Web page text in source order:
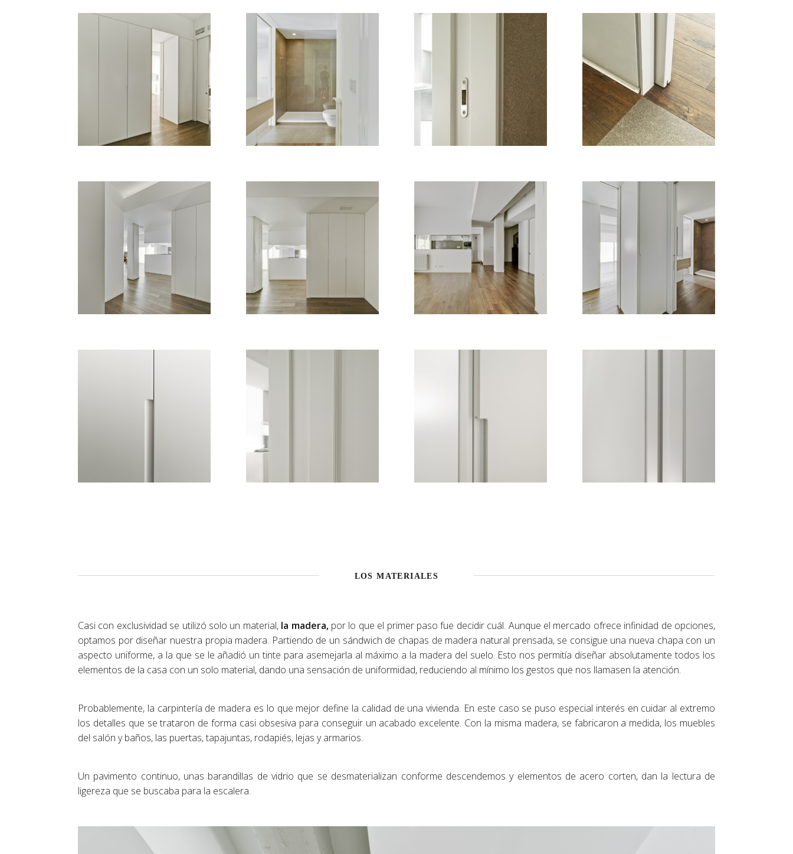
LOS MATERIALES
Casi con exclusividad se utilizó solo un material,la madera,por lo que el primer paso fue decidir cuál. Aunque el mercado ofrece infinidad de opciones,
optamos por diseñar nuestra propia madera. Partiendo de un sándwich de chapas de madera natural prensada, se consigue una nueva chapa con un
aspecto uniforme, a la que se le añadió un tinte para asemejarla al máximo a la madera del suelo. Esto nos permitía diseñar absolutamente todos los
elementos de la casa con un solo material, dando una sensación de uniformidad, reduciendo al mínimo los gestos que nos llamasen la atención.
Probablemente, la carpintería de madera es lo que mejor define la calidad de una vivienda. En este caso se puso especial interés en cuidar al extremo
los detalles que se trataron de forma casi obsesiva para conseguir un acabado excelente. Con la misma madera, se fabricaron a medida, los muebles
del salón y baños, las puertas, tapajuntas, rodapiés, lejas y armarios.
Un pavimento continuo, unas barandillas de vidrio que se desmaterializan conforme descendemos y elementos de acero corten, dan la lectura de
ligereza que se buscaba para la escalera.